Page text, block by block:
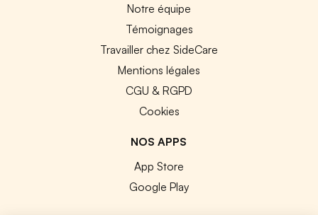
Notre équipe
Témoignages
Travailler chez SideCare
Mentions légales
CGU & RGPD
Cookies
NOS APPS
App Store
Google Play